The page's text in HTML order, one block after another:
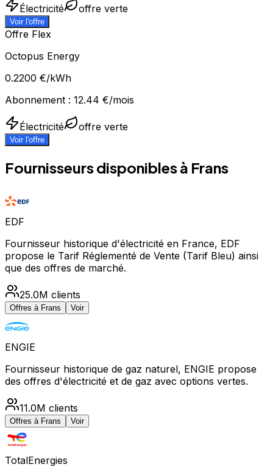
Électricité offre verte
Voir l'offre
Offre Flex
Octopus Energy
0.2200 €/kWh
Abonnement : 12.44 €/mois
Électricité offre verte
Voir l'offre
Fournisseurs disponibles à Frans
EDF
Fournisseur historique d'électricité en France, EDF
propose le Tarif Réglementé de Vente (Tarif Bleu) ainsi
que des offres de marché.
25.0M clients
Offres à Frans Voir
ENGIE
Fournisseur historique de gaz naturel, ENGIE propose
des offres d'électricité et de gaz avec options vertes.
11.0M clients
Offres à Frans Voir
TotalEnergies